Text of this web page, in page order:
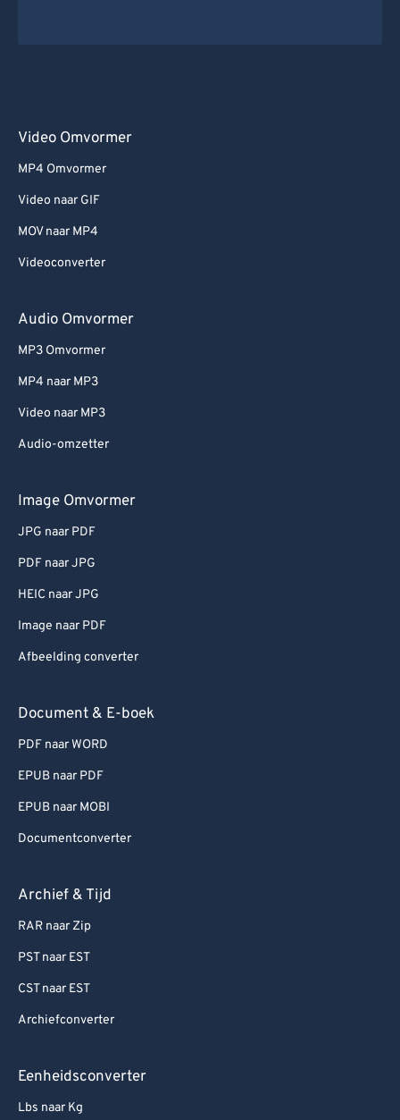
Video Omvormer
MP4 Omvormer
Video naar GIF
MOV naar MP4
Videoconverter
Audio Omvormer
MP3 Omvormer
MP4 naar MP3
Video naar MP3
Audio-omzetter
Image Omvormer
JPG naar PDF
PDF naar JPG
HEIC naar JPG
Image naar PDF
Afbeelding converter
Document & E-boek
PDF naar WORD
EPUB naar PDF
EPUB naar MOBI
Documentconverter
Archief & Tijd
RAR naar Zip
PST naar EST
CST naar EST
Archiefconverter
Eenheidsconverter
Lbs naar Kg